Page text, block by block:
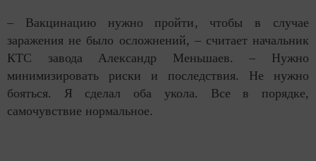
– Вакцинацию нужно пройти, чтобы в случае
заражения не было осложнений, – считает начальник
КТС завода Александр Меньшаев. – Нужно
минимизировать риски и последствия. Не нужно
бояться. Я сделал оба укола. Все в порядке,
самочувствие нормальное.